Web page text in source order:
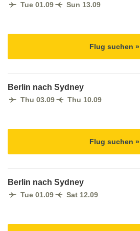
Tue 01.09 Sun 13.09
Flug suchen »
Berlin nach Sydney
Thu 03.09 Thu 10.09
Flug suchen »
Berlin nach Sydney
Tue 01.09 Sat 12.09